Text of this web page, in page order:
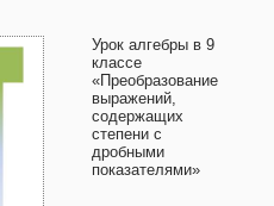
Урок алгебры в 9
классе
«Преобразование
выражений,
содержащих
степени с
дробными
показателями»